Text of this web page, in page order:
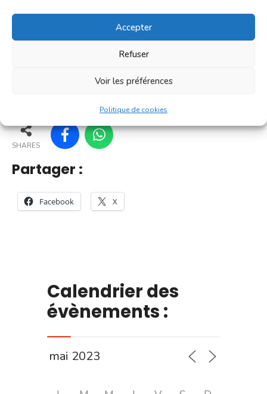
Accepter
Refuser
Voir les préférences
Politique de cookies
[...]
En savoir plus
167
SHARES
Partager :
Facebook X
Calendrier des
évènements :